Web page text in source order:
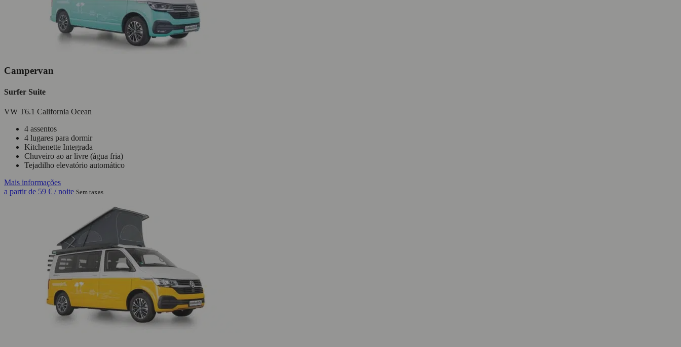
Campervan
Surfer Suite
VW T6.1 California Ocean
4 assentos
4 lugares para dormir
Kitchenette Integrada
Chuveiro ao ar livre (água fria)
Tejadilho elevatório automático
Mais informações
a partir de 59 € / noite Sem taxas